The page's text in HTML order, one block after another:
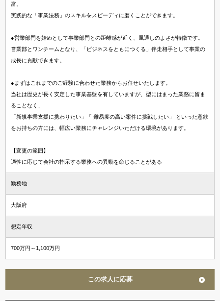
富。
実践的な「事業法務」のスキルをスピーディに磨くことができます。
●営業部門を始めとして事業部門との距離感が近く、風通しのよさが特徴です。
営業部とワンチームとなり、「ビジネスをともにつくる」伴走相手として事業の
成長に貢献できます。
●まずはこれまでのご経験に合わせた業務からお任せいたします。
当社は歴史が長く安定した事業基盤を有していますが、型にはまった業務に留ま
ることなく、
「新規事業支援に携わりたい」「 難易度の高い案件に挑戦したい」 といった意欲
をお持ちの方には、幅広い業務にチャレンジいただける環境があります。
【変更の範囲】
適性に応じて会社の指示する業務への異動を命じることがある
勤務地
大阪府
想定年収
700万円～1,100万円
この求人に応募